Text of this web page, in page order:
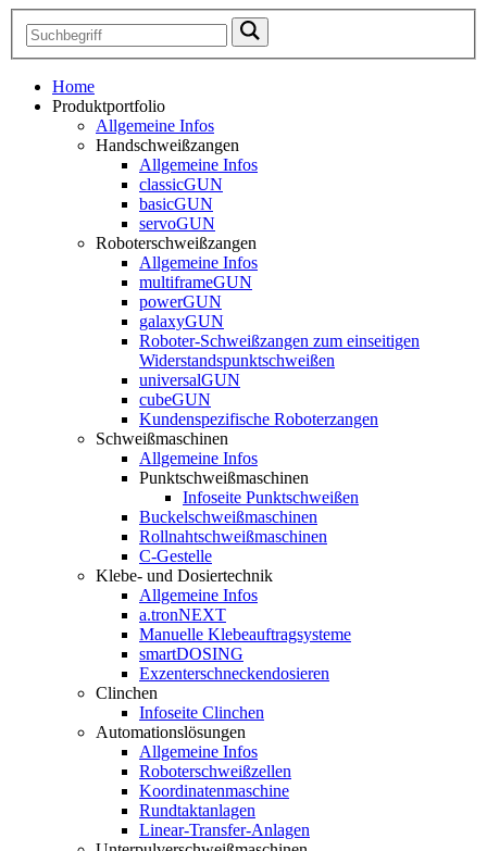
Home
Produktportfolio
Allgemeine Infos
Handschweißzangen
Allgemeine Infos
classicGUN
basicGUN
servoGUN
Roboterschweißzangen
Allgemeine Infos
multiframeGUN
powerGUN
galaxyGUN
Roboter-Schweißzangen zum einseitigen
Widerstandspunktschweißen
universalGUN
cubeGUN
Kundenspezifische Roboterzangen
Schweißmaschinen
Allgemeine Infos
Punktschweißmaschinen
Infoseite Punktschweißen
Buckelschweißmaschinen
Rollnahtschweißmaschinen
C-Gestelle
Klebe- und Dosiertechnik
Allgemeine Infos
a.tronNEXT
Manuelle Klebeauftragsysteme
smartDOSING
Exzenterschneckendosieren
Clinchen
Infoseite Clinchen
Automationslösungen
Allgemeine Infos
Roboterschweißzellen
Koordinatenmaschine
Rundtaktanlagen
Linear-Transfer-Anlagen